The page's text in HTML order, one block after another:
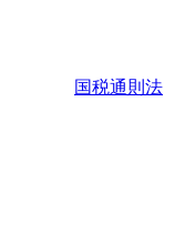
国税通則法